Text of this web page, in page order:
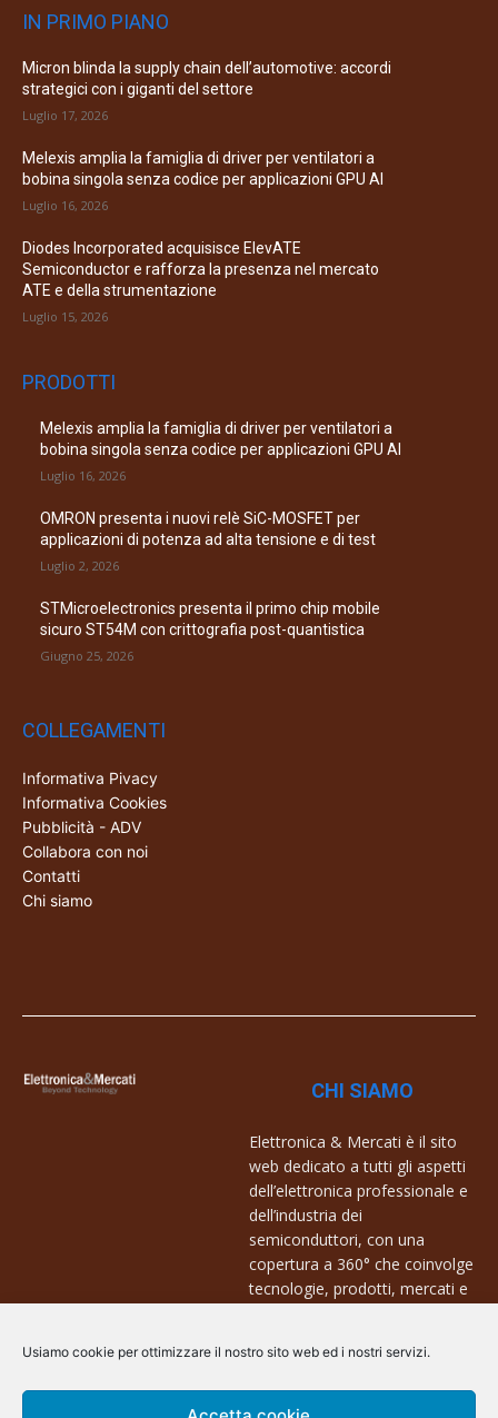
Usiamo cookie per ottimizzare il nostro sito web ed i nostri servizi.
IN PRIMO PIANO
Micron blinda la supply chain dell’automotive: accordi
strategici con i giganti del settore
Luglio 17, 2026
Melexis amplia la famiglia di driver per ventilatori a
bobina singola senza codice per applicazioni GPU AI
Luglio 16, 2026
Diodes Incorporated acquisisce ElevATE
Semiconductor e rafforza la presenza nel mercato
ATE e della strumentazione
Luglio 15, 2026
PRODOTTI
Melexis amplia la famiglia di driver per ventilatori a
bobina singola senza codice per applicazioni GPU AI
Luglio 16, 2026
OMRON presenta i nuovi relè SiC-MOSFET per
applicazioni di potenza ad alta tensione e di test
Luglio 2, 2026
STMicroelectronics presenta il primo chip mobile
sicuro ST54M con crittografia post-quantistica
Giugno 25, 2026
COLLEGAMENTI
Informativa Pivacy
Informativa Cookies
Pubblicità - ADV
Collabora con noi
Contatti
Chi siamo
CHI SIAMO
Elettronica & Mercati è il sito
web dedicato a tutti gli aspetti
dell’elettronica professionale e
dell’industria dei
semiconduttori, con una
copertura a 360° che coinvolge
tecnologie, prodotti, mercati e
Contatti:
info@arscommunication.it